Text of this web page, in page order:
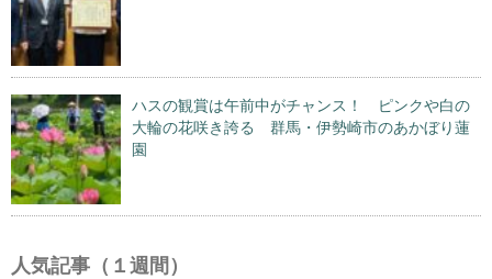
ハスの観賞は午前中がチャンス！ ピンクや白の
大輪の花咲き誇る 群馬・伊勢崎市のあかぼり蓮
園
人気記事（１週間）